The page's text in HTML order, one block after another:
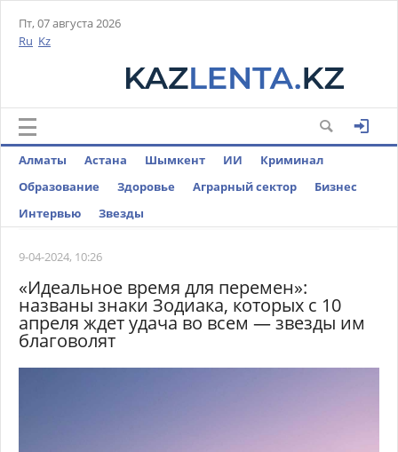
Пт, 07 августа 2026
Ru Kz
Алматы Астана Шымкент ИИ
Криминал
Образование
Здоровье Аграрный сектор
Бизнес
Интервью
Звезды
9-04-2024, 10:26
«Идеальное время для перемен»:
названы знаки Зодиака, которых с 10
апреля ждет удача во всем — звезды им
благоволят